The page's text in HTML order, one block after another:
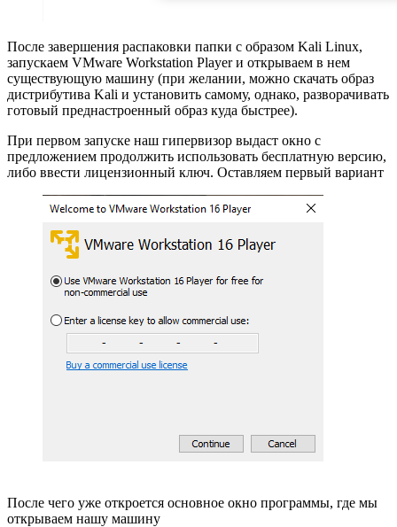
После завершения распаковки папки с образом Kali Linux,
запускаем VMware Workstation Player и открываем в нем
существующую машину (при желании, можно скачать образ
дистрибутива Kali и установить самому, однако, разворачивать
готовый преднастроенный образ куда быстрее).
При первом запуске наш гипервизор выдаст окно с
предложением продолжить использовать бесплатную версию,
либо ввести лицензионный ключ. Оставляем первый вариант
После чего уже откроется основное окно программы, где мы
открываем нашу машину